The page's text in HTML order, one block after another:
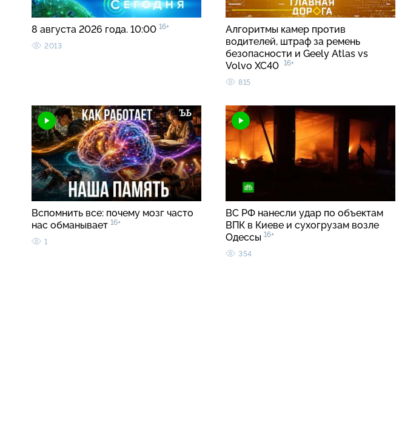
8 августа 2026 года. 10:00 16+
2013
Алгоритмы камер против
водителей, штраф за ремень
безопасности и Geely Atlas vs
Volvo XC40 16+
815
Вспомнить все: почему мозг часто
нас обманывает 16+
1
ВС РФ нанесли удар по объектам
ВПК в Киеве и сухогрузам возле
Одессы 16+
354